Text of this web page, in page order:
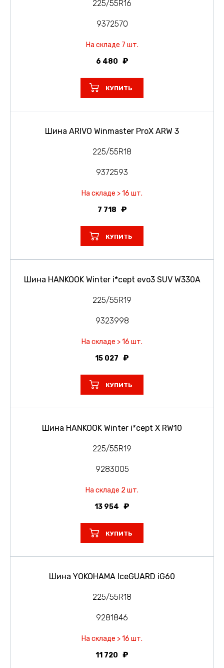
225/55R16
9372570
На складе 7 шт.
6 480
КУПИТЬ
Шина ARIVO Winmaster ProX ARW 3
225/55R18
9372593
На складе > 16 шт.
7 718
КУПИТЬ
Шина HANKOOK Winter i*cept evo3 SUV W330A
225/55R19
9323998
На складе > 16 шт.
15 027
КУПИТЬ
Шина HANKOOK Winter i*cept X RW10
225/55R19
9283005
На складе 2 шт.
13 954
КУПИТЬ
Шина YOKOHAMA IceGUARD iG60
225/55R18
9281846
На складе > 16 шт.
11 720